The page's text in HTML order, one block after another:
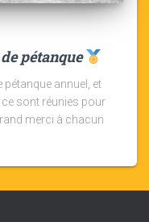
pétanque
annuel, et
ce sont réunies pour
merci à chacun